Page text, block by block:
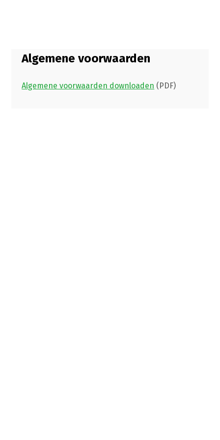
Algemene voorwaarden
Algemene voorwaarden downloaden (PDF)